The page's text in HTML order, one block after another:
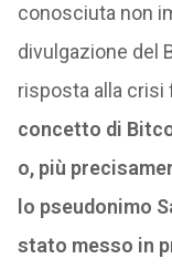
conosciuta non
divulgazione del
risposta alla crisi
concetto di
o, più
lo pseudonimo
stato messo in